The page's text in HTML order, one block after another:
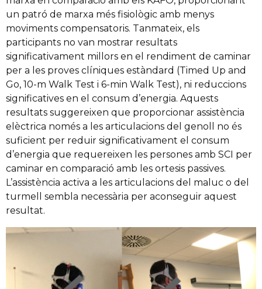
un patró de marxa més fisiològic amb menys
moviments compensatoris. Tanmateix, els
participants no van mostrar resultats
significativament millors en el rendiment de caminar
per a les proves clíniques estàndard (Timed Up and
Go, 10-m Walk Test i 6-min Walk Test), ni reduccions
significatives en el consum d’energia. Aquests
resultats suggereixen que proporcionar assistència
elèctrica només a les articulacions del genoll no és
suficient per reduir significativament el consum
d’energia que requereixen les persones amb SCI per
caminar en comparació amb les ortesis passives.
L’assistència activa a les articulacions del maluc o del
turmell sembla necessària per aconseguir aquest
resultat.